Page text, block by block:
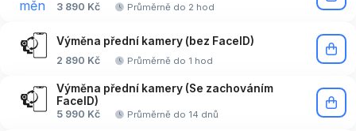
3 890 Kč Průměrně do 2 hod
Výměna přední kamery (bez FaceID)
2 890 Kč Průměrně do 1 hod
Výměna přední kamery (Se zachováním
FaceID)
5 990 Kč Průměrně do 14 dnů